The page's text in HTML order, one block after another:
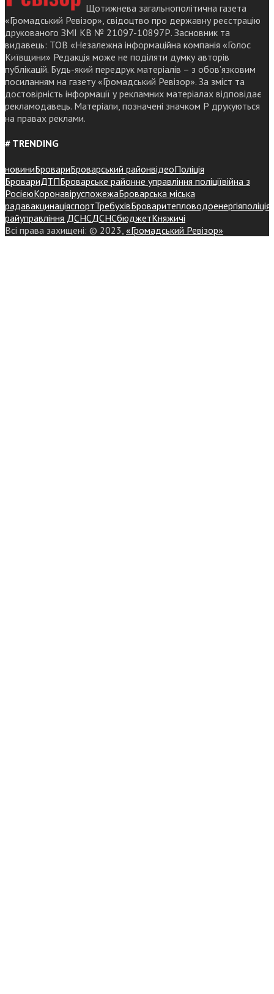
Щотижнева загальнополітична газета
«Громадський Ревізор», свідоцтво про державну реєстрацію
друкованого ЗМІ КВ № 21097-10897Р. Засновник та
видавець: ТОВ «Незалежна інформаційна компанія «Голос
Київщини» Редакція може не поділяти думку авторів
публікацій. Будь-який передрук матеріалів – з обов’язковим
посиланням на газету «Громадський Ревізор». За зміст та
достовірність інформації у рекламних матеріалах відповідає
рекламодавець. Матеріали, позначені значком Р друкуються
на правах реклами.
# TRENDING
новиниБровариБроварський районвідеоПоліція
БровариДТПБроварське районне управління поліціївійна з
РосієюКоронавіруспожежаБроварська міська
радавакцинаціяспортТребухівБроваритепловодоенергіяполіція
райуправління ДСНСДСНСбюджетКняжичі
Всі права захищені: © 2023, «Громадський Ревізор»